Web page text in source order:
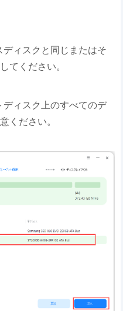
ィスクと同じまたはそ
てください。
ィスク上のすべてのデ
ください。